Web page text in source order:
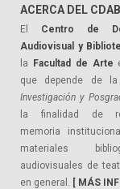
ACERCA DEL CDAB
El Centro de
Audiovisual y
la
Facultad de Arte
que depende de la
Investigación y
la finalidad de
memoria
materiales
audiovisuales de
en general. [ MÁS